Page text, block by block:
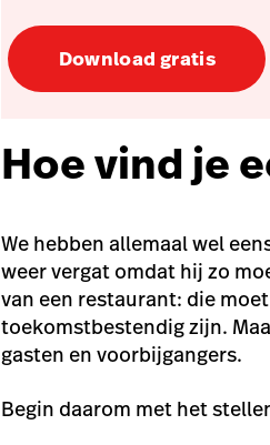
Download gratis
Hoe vind je
We hebben allemaal wel
weer vergat omdat hij zo
van een restaurant: die
toekomstbestendig zijn.
gasten en voorbijgangers.
Begin daarom met het